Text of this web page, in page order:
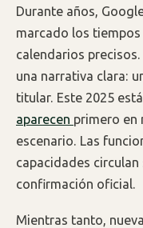
Durante años,
marcado los
calendarios
una narrativa clara:
titular. Este 2025
aparecen primero en
escenario. Las
capacidades
confirmación oficial.
Mientras tanto,